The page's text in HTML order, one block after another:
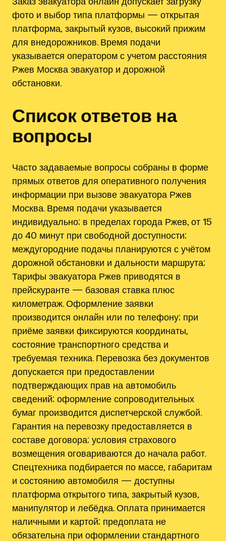
фото и выбор типа платформы — открытая
платформа‚ закрытый кузов‚ высокий прижим
для внедорожников. Время подачи
указывается оператором с учетом расстояния
Ржев Москва эвакуатор и дорожной
обстановки.
Список ответов на
вопросы
Часто задаваемые вопросы собраны в форме
прямых ответов для оперативного получения
информации при вызове эвакуатора Ржев
Москва. Время подачи указывается
индивидуально; в пределах города Ржев, от 15
до 40 минут при свободной доступности;
междугородние подачы планируются с учётом
дорожной обстановки и дальности маршрута;
Тарифы эвакуатора Ржев приводятся в
прейскуранте — базовая ставка плюс
километраж. Оформление заявки
производится онлайн или по телефону; при
приёме заявки фиксируются координаты‚
состояние транспортного средства и
требуемая техника. Перевозка без документов
допускается при предоставлении
подтверждающих прав на автомобиль
сведений; оформление сопроводительных
бумаг производится диспетчерской службой.
Гарантия на перевозку предоставляется в
составе договора; условия страхового
возмещения оговариваются до начала работ.
Спецтехника подбирается по массе‚ габаритам
и состоянию автомобиля — доступны
платформа открытого типа‚ закрытый кузов‚
манипулятор и лебёдка. Оплата принимается
наличными и картой; предоплата не
обязательна при оформлении стандартного